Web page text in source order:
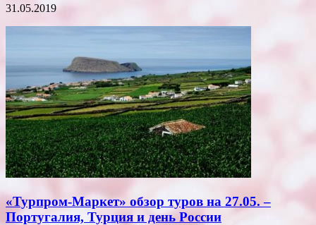
31.05.2019
«Турпром-Маркет» обзор туров на 27.05. –
Португалия, Турция и день России